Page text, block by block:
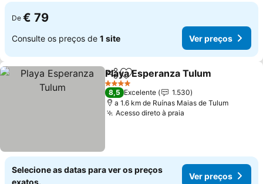
De € 79
Consulte os preços de 1 site Ver preços
PartilharAdicionar aos favoritos
Playa Esperanza Tulum
4 Estrelas
8,5 Excelente
1.530
a 1.6 km de Ruínas Maias de Tulum
Acesso direto à praia
Selecione as datas para ver os preços
exatos.
Ver preços